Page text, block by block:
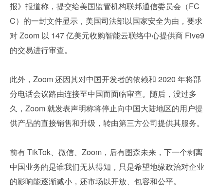
报》报道称，提交给美国监管机构联邦通信委员会（FC
C）的一封文件显示，美国司法部以国家安全为由，要求
对 Zoom 以 147 亿美元收购智能云联络中心提供商 Five9
的交易进行审查。
此外，Zoom 还因其对中国开发者的依赖和 2020 年将部
分电话会议路由连接至中国而面临审查。随后，没过多
久，Zoom 就发表声明称将停止向中国大陆地区的用户提
供产品的直接销售和升级，转由第三方公司提供其服务。
前有 TikTok、微信、Zoom，后有图森未来，下一个剥离
中国业务的是谁我们无从得知，只是希望地缘政治对企业
的影响能逐渐减小，还市场以开放、包容和公平。